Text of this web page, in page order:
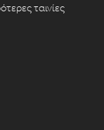
ταινίες